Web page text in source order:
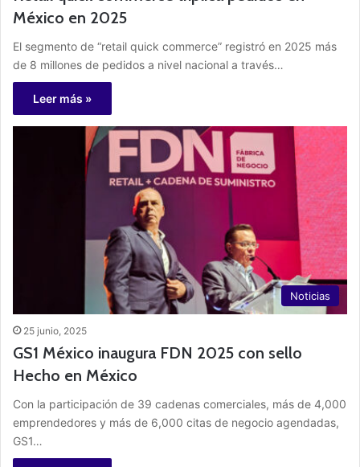
México en 2025
El segmento de “retail quick commerce” registró en 2025 más
de 8 millones de pedidos a nivel nacional a través…
Leer más »
Noticias
25 junio, 2025
GS1 México inaugura FDN 2025 con sello
Hecho en México
Con la participación de 39 cadenas comerciales, más de 4,000
emprendedores y más de 6,000 citas de negocio agendadas,
GS1…